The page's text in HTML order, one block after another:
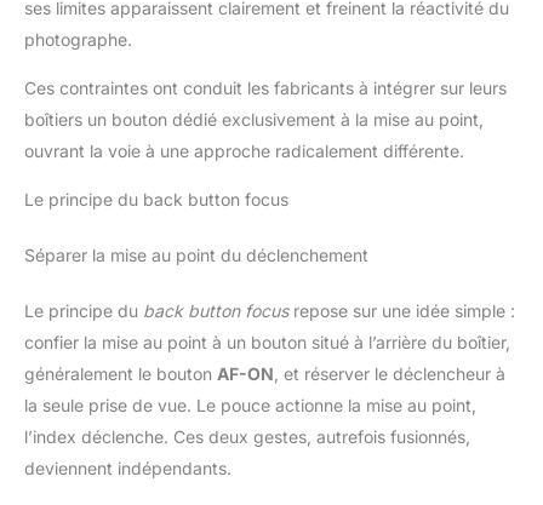
ses limites apparaissent clairement et freinent la réactivité du
photographe.
Ces contraintes ont conduit les fabricants à intégrer sur leurs
boîtiers un bouton dédié exclusivement à la mise au point,
ouvrant la voie à une approche radicalement différente.
Le principe du back button focus
Séparer la mise au point du déclenchement
Le principe du back button focusrepose sur une idée simple :
confier la mise au point à un bouton situé à l’arrière du boîtier,
généralement le bouton AF-ON , et réserver le déclencheur à
la seule prise de vue. Le pouce actionne la mise au point,
l’index déclenche. Ces deux gestes, autrefois fusionnés,
deviennent indépendants.